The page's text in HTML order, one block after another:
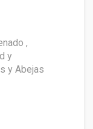
y
y Abejas